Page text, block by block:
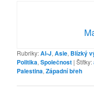
Rubriky:Al-J,Asie, Blízký
Politika,Společnost |Štítky:
Palestina,Západní břeh